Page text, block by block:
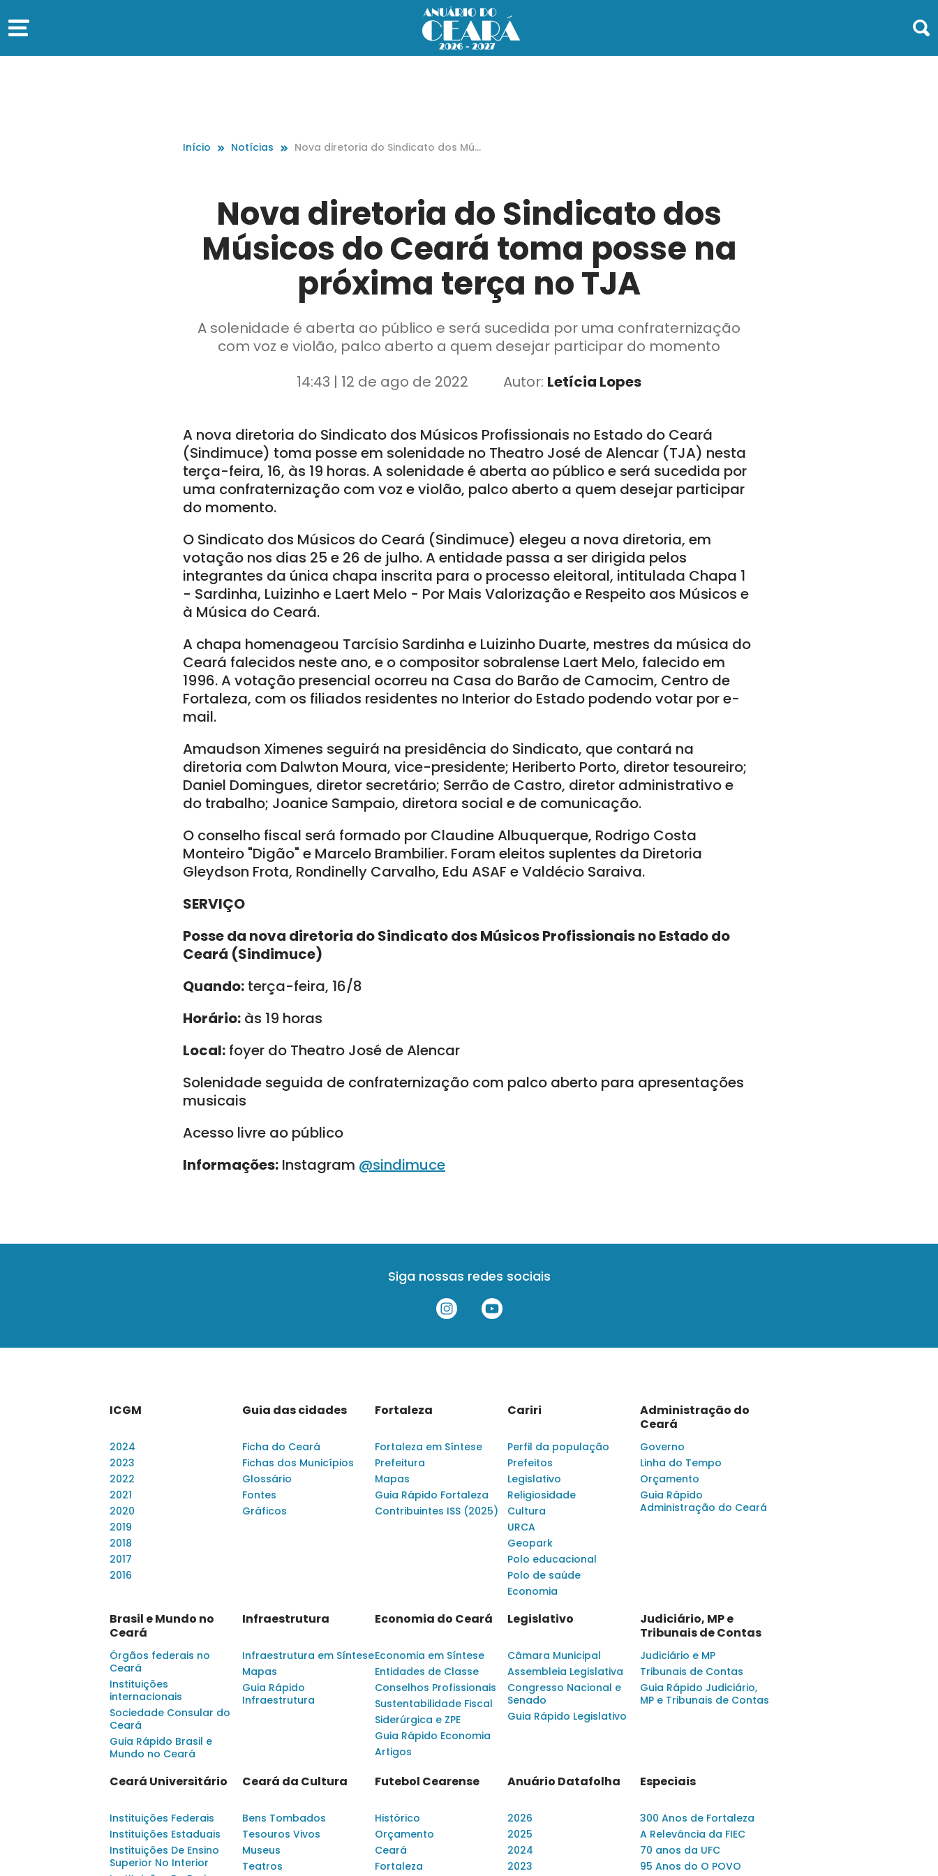
Início Notícias
Nova diretoria do Sindicato dos Músi
Nova diretoria do Sindicato dos
Músicos do Ceará toma posse na
próxima terça no TJA
A solenidade é aberta ao público e será sucedida por uma confraternização
com voz e violão, palco aberto a quem desejar participar do momento
14:43 | 12 de ago de 2022
Autor: Letícia Lopes
A nova diretoria do Sindicato dos Músicos Profissionais no Estado do Ceará
(Sindimuce) toma posse em solenidade no Theatro José de Alencar (TJA) nesta
terça-feira, 16, às 19 horas. A solenidade é aberta ao público e será sucedida por
uma confraternização com voz e violão, palco aberto a quem desejar participar
do momento.
O Sindicato dos Músicos do Ceará (Sindimuce) elegeu a nova diretoria, em
votação nos dias 25 e 26 de julho. A entidade passa a ser dirigida pelos
integrantes da única chapa inscrita para o processo eleitoral, intitulada Chapa 1
- Sardinha, Luizinho e Laert Melo - Por Mais Valorização e Respeito aos Músicos e
à Música do Ceará.
A chapa homenageou Tarcísio Sardinha e Luizinho Duarte, mestres da música do
Ceará falecidos neste ano, e o compositor sobralense Laert Melo, falecido em
1996. A votação presencial ocorreu na Casa do Barão de Camocim, Centro de
Fortaleza, com os filiados residentes no Interior do Estado podendo votar por e-
mail.
Amaudson Ximenes seguirá na presidência do Sindicato, que contará na
diretoria com Dalwton Moura, vice-presidente; Heriberto Porto, diretor tesoureiro;
Daniel Domingues, diretor secretário; Serrão de Castro, diretor administrativo e
do trabalho; Joanice Sampaio, diretora social e de comunicação.
O conselho fiscal será formado por Claudine Albuquerque, Rodrigo Costa
Monteiro "Digão" e Marcelo Brambilier. Foram eleitos suplentes da Diretoria
Gleydson Frota, Rondinelly Carvalho, Edu ASAF e Valdécio Saraiva.
SERVIÇO
Posse da nova diretoria do Sindicato dos Músicos Profissionais no Estado do
Ceará (Sindimuce)
Quando: terça-feira, 16/8
Horário: às 19 horas
Local: foyer do Theatro José de Alencar
Solenidade seguida de confraternização com palco aberto para apresentações
musicais
Acesso livre ao público
Informações: Instagram @sindimuce
Siga nossas redes sociais
ICGM
2024
2023
2022
2021
2020
2019
2018
2017
2016
Guia das cidades
Ficha do Ceará
Fichas dos Municípios
Glossário
Fontes
Gráficos
Fortaleza
Fortaleza em Síntese
Prefeitura
Mapas
Guia Rápido Fortaleza
Contribuintes ISS (2025)
Cariri
Perfil da população
Prefeitos
Legislativo
Religiosidade
Cultura
URCA
Geopark
Polo educacional
Polo de saúde
Economia
Administração do
Ceará
Governo
Linha do Tempo
Orçamento
Guia Rápido
Administração do Ceará
Brasil e Mundo no
Ceará
Órgãos federais no
Ceará
Instituições
internacionais
Sociedade Consular do
Ceará
Guia Rápido Brasil e
Mundo no Ceará
Infraestrutura
Infraestrutura em Síntese
Mapas
Guia Rápido
Infraestrutura
Economia do Ceará
Economia em Síntese
Entidades de Classe
Conselhos Profissionais
Sustentabilidade Fiscal
Siderúrgica e ZPE
Guia Rápido Economia
Artigos
Legislativo
Câmara Municipal
Assembleia Legislativa
Congresso Nacional e
Senado
Guia Rápido Legislativo
Judiciário, MP e
Tribunais de Contas
Judiciário e MP
Tribunais de Contas
Guia Rápido Judiciário,
MP e Tribunais de Contas
Ceará Universitário
Instituições Federais
Instituições Estaduais
Instituições De Ensino
Superior No Interior
Ceará da Cultura
Bens Tombados
Tesouros Vivos
Museus
Teatros
Futebol Cearense
Histórico
Orçamento
Ceará
Fortaleza
Anuário Datafolha
2026
2025
2024
2023
Especiais
300 Anos de Fortaleza
A Relevância da FIEC
70 anos da UFC
95 Anos do O POVO